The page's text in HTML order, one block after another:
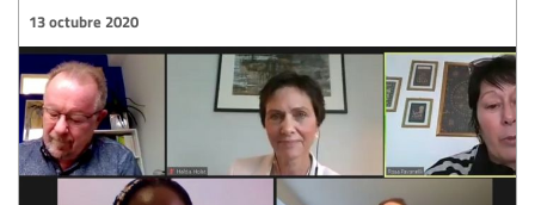
13 octubre 2020